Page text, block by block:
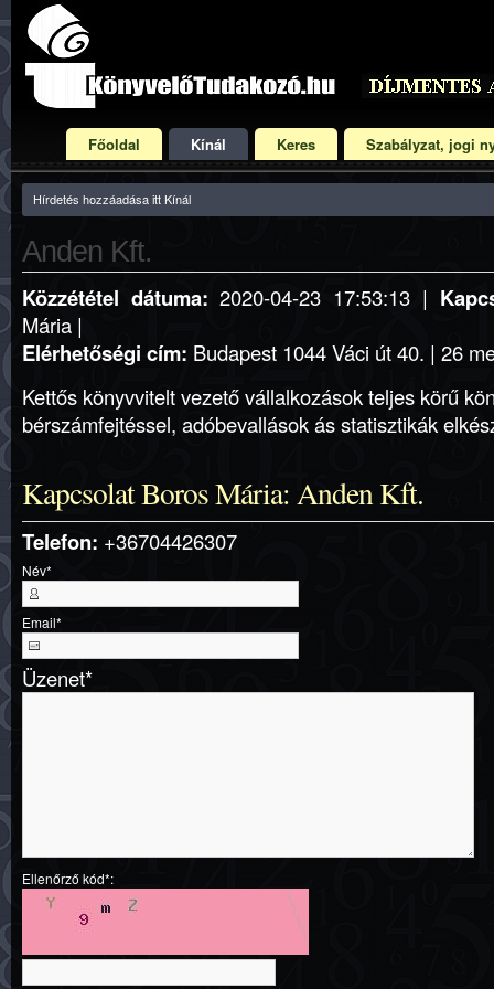
Főoldal Kínál Keres Szabályzat, jogi
Hírdetés hozzáadása itt Kínál
Anden Kft.
Közzététel dátuma: 2020-04-23 17:53:13 |
Mária |
Elérhetőségi cím: Budapest 1044 Váci út 40. | 26
Kettős könyvvitelt vezető vállalkozások teljes körű
bérszámfejtéssel, adóbevallások ás statisztikák
Kapcsolat Boros Mária: Anden Kft.
Telefon: +36704426307
Név*
Email*
Üzenet*
Ellenőrző kód*: